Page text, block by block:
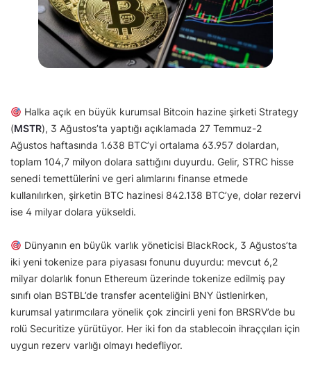
Halka açık en büyük kurumsal Bitcoin hazine şirketi Strategy
(MSTR), 3 Ağustos’ta yaptığı açıklamada 27 Temmuz-2
Ağustos haftasında 1.638 BTC’yi ortalama 63.957 dolardan,
toplam 104,7 milyon dolara sattığını duyurdu. Gelir, STRC hisse
senedi temettülerini ve geri alımlarını finanse etmede
kullanılırken, şirketin BTC hazinesi 842.138 BTC’ye, dolar rezervi
ise 4 milyar dolara yükseldi.
Dünyanın en büyük varlık yöneticisi BlackRock, 3 Ağustos’ta
iki yeni tokenize para piyasası fonunu duyurdu: mevcut 6,2
milyar dolarlık fonun Ethereum üzerinde tokenize edilmiş pay
sınıfı olan BSTBL’de transfer acenteliğini BNY üstlenirken,
kurumsal yatırımcılara yönelik çok zincirli yeni fon BRSRV’de bu
rolü Securitize yürütüyor. Her iki fon da stablecoin ihraççıları için
uygun rezerv varlığı olmayı hedefliyor.